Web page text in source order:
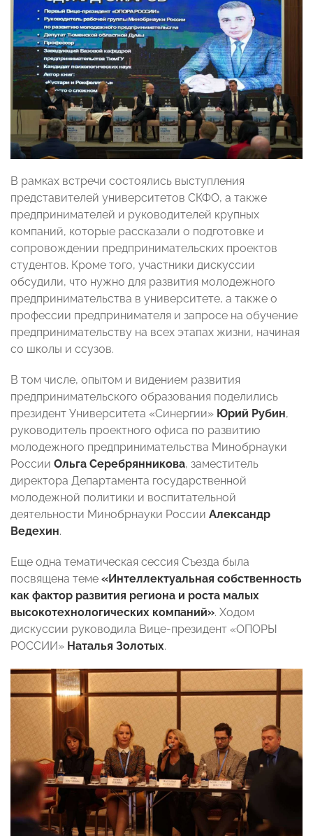
В рамках встречи состоялись выступления
представителей университетов СКФО, а также
предпринимателей и руководителей крупных
компаний, которые рассказали о подготовке и
сопровождении предпринимательских проектов
студентов. Кроме того, участники дискуссии
обсудили, что нужно для развития молодежного
предпринимательства в университете, а также о
профессии предпринимателя и запросе на обучение
предпринимательству на всех этапах жизни, начиная
со школы и ссузов.
В том числе, опытом и видением развития
предпринимательского образования поделились
президент Университета «Синергии» Юрий Рубин,
руководитель проектного офиса по развитию
молодежного предпринимательства Минобрнауки
России Ольга Серебрянникова, заместитель
директора Департамента государственной
молодежной политики и воспитательной
деятельности Минобрнауки России Александр
Ведехин.
Еще одна тематическая сессия Съезда была
посвящена теме «Интеллектуальная собственность
как фактор развития региона и роста малых
высокотехнологических компаний». Ходом
дискуссии руководила Вице-президент «ОПОРЫ
РОССИИ» Наталья Золотых.